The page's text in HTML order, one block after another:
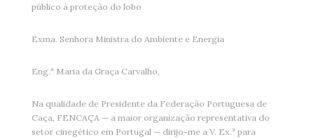
público à proteção do lobo
Exma. Senhora Ministra do Ambiente e Energia
Eng.ª Maria da Graça Carvalho,
Na qualidade de Presidente da Federação Portuguesa de
Caça, FENCAÇA — a maior organização representativa do
setor cinegético em Portugal — dirijo-me a V. Ex.ª para